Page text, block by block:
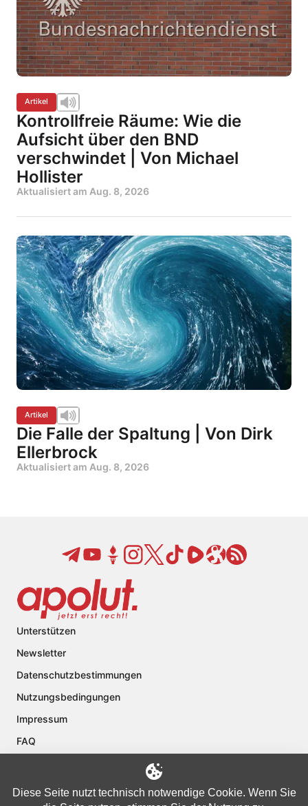
Artikel
Kontrollfreie Räume: Wie die
Aufsicht über den BND
verschwindet | Von Michael
Hollister
Aktualisiert am Aug. 8, 2026
Artikel
Die Falle der Spaltung | Von Dirk
Ellerbrock
Aktualisiert am Aug. 8, 2026
Unterstützen
Newsletter
Datenschutzbestimmungen
Nutzungsbedingungen
Impressum
FAQ
Diese Seite nutzt technisch notwendige Cookie. Wenn Sie